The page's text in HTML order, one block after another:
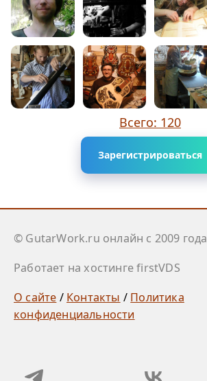
Всего: 120
Зарегистрироваться
© GutarWork.ru онлайн c 2009 года
Работает на хостинге firstVDS
О сайте / Контакты / Политика
конфиденциальности